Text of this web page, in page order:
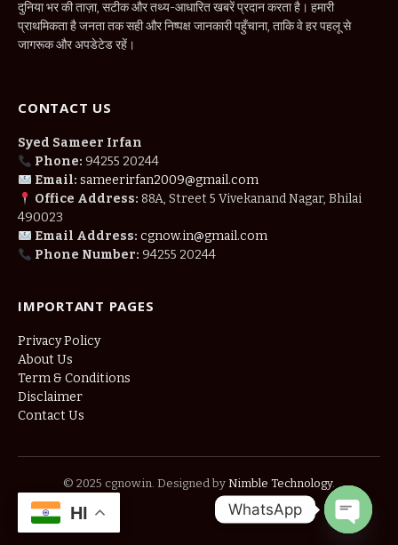
दुनिया भर की ताज़ा, सटीक और तथ्य-आधारित खबरें प्रदान करता है। हमारी
प्राथमिकता है जनता तक सही और निष्पक्ष जानकारी पहुँचाना, ताकि वे हर पहलू से
जागरूक और अपडेटेड रहें।
CONTACT US
Syed Sameer Irfan
Phone: 94255 20244
Email: sameerirfan2009@gmail.com
Office Address: 88A, Street 5 Vivekanand Nagar, Bhilai
490023
Email Address: cgnow.in@gmail.com
Phone Number: 94255 20244
IMPORTANT PAGES
Privacy Policy
About Us
Term & Conditions
Disclaimer
Contact Us
© 2025 cgnow.in. Designed by Nimble Technology.
HI WhatsApp